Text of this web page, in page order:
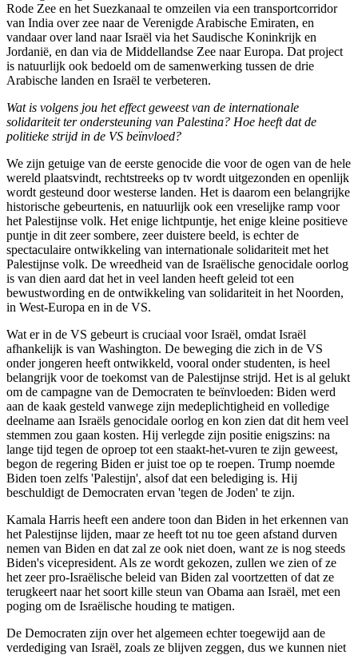
Rode Zee en het Suezkanaal te omzeilen via een transportcorridor
van India over zee naar de Verenigde Arabische Emiraten, en
vandaar over land naar Israël via het Saudische Koninkrijk en
Jordanië, en dan via de Middellandse Zee naar Europa. Dat project
is natuurlijk ook bedoeld om de samenwerking tussen de drie
Arabische landen en Israël te verbeteren.
Wat is volgens jou het effect geweest van de internationale
solidariteit ter ondersteuning van Palestina? Hoe heeft dat de
politieke strijd in de VS beïnvloed?
We zijn getuige van de eerste genocide die voor de ogen van de hele
wereld plaatsvindt, rechtstreeks op tv wordt uitgezonden en openlijk
wordt gesteund door westerse landen. Het is daarom een belangrijke
historische gebeurtenis, en natuurlijk ook een vreselijke ramp voor
het Palestijnse volk. Het enige lichtpuntje, het enige kleine positieve
puntje in dit zeer sombere, zeer duistere beeld, is echter de
spectaculaire ontwikkeling van internationale solidariteit met het
Palestijnse volk. De wreedheid van de Israëlische genocidale oorlog
is van dien aard dat het in veel landen heeft geleid tot een
bewustwording en de ontwikkeling van solidariteit in het Noorden,
in West-Europa en in de VS.
Wat er in de VS gebeurt is cruciaal voor Israël, omdat Israël
afhankelijk is van Washington. De beweging die zich in de VS
onder jongeren heeft ontwikkeld, vooral onder studenten, is heel
belangrijk voor de toekomst van de Palestijnse strijd. Het is al gelukt
om de campagne van de Democraten te beïnvloeden: Biden werd
aan de kaak gesteld vanwege zijn medeplichtigheid en volledige
deelname aan Israëls genocidale oorlog en kon zien dat dit hem veel
stemmen zou gaan kosten. Hij verlegde zijn positie enigszins: na
lange tijd tegen de oproep tot een staakt-het-vuren te zijn geweest,
begon de regering Biden er juist toe op te roepen. Trump noemde
Biden toen zelfs 'Palestijn', alsof dat een belediging is. Hij
beschuldigt de Democraten ervan 'tegen de Joden' te zijn.
Kamala Harris heeft een andere toon dan Biden in het erkennen van
het Palestijnse lijden, maar ze heeft tot nu toe geen afstand durven
nemen van Biden en dat zal ze ook niet doen, want ze is nog steeds
Biden's vicepresident. Als ze wordt gekozen, zullen we zien of ze
het zeer pro-Israëlische beleid van Biden zal voortzetten of dat ze
terugkeert naar het soort kille steun van Obama aan Israël, met een
poging om de Israëlische houding te matigen.
De Democraten zijn over het algemeen echter toegewijd aan de
verdediging van Israël, zoals ze blijven zeggen, dus we kunnen niet